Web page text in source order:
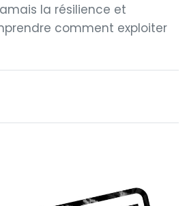
la résilience et
comment exploiter